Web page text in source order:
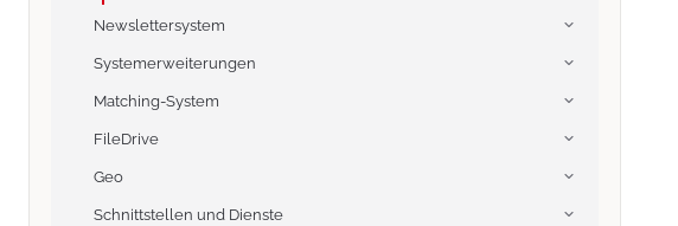
Newslettersystem
Systemerweiterungen
Matching-System
FileDrive
Geo
Schnittstellen und Dienste